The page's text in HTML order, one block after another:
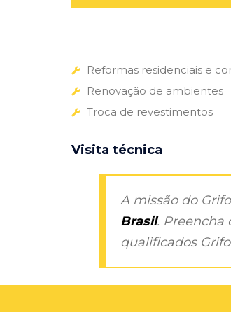
Reformas residenciais e
Renovação de ambientes
Troca de revestimentos
Visita técnica
A missão do
Brasil. Preencha
qualificados